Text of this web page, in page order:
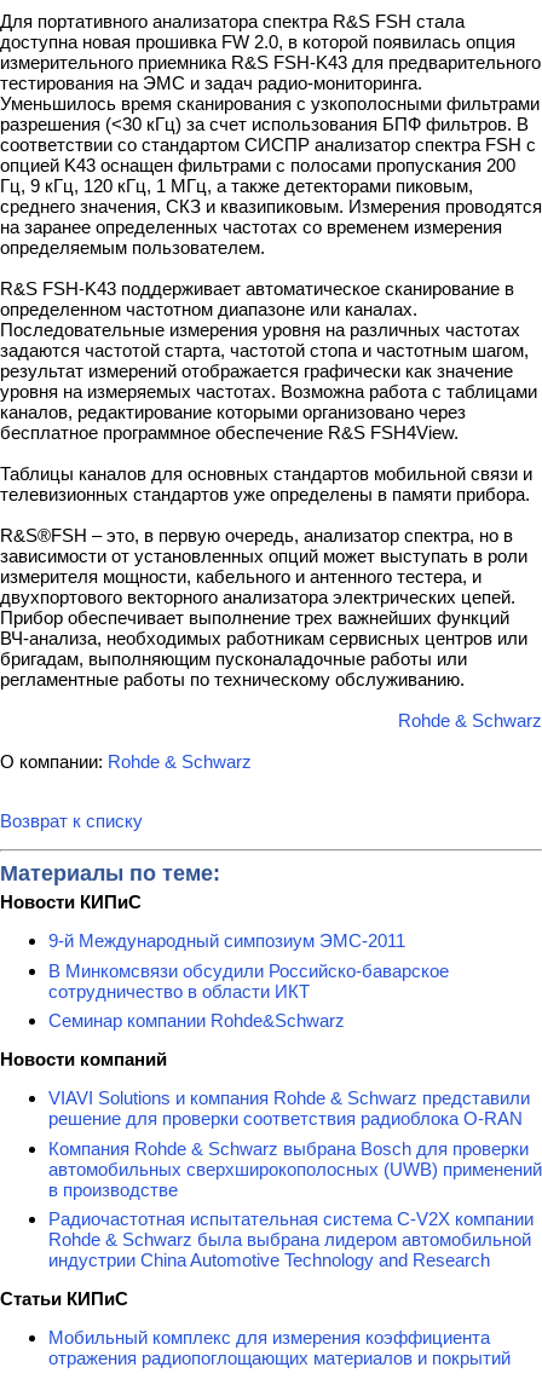
Для портативного анализатора спектра R&S FSН стала
доступна новая прошивка FW 2.0, в которой появилась опция
измерительного приемника R&S FSH-K43 для предварительного
тестирования на ЭМС и задач радио-мониторинга.
Уменьшилось время сканирования с узкополосными фильтрами
разрешения (<30 кГц) за счет использования БПФ фильтров. В
соответствии со стандартом СИСПР анализатор спектра FSH с
опцией K43 оснащен фильтрами с полосами пропускания 200
Гц, 9 кГц, 120 кГц, 1 МГц, а также детекторами пиковым,
среднего значения, СКЗ и квазипиковым. Измерения проводятся
на заранее определенных частотах со временем измерения
определяемым пользователем.
R&S FSH-K43 поддерживает автоматическое сканирование в
определенном частотном диапазоне или каналах.
Последовательные измерения уровня на различных частотах
задаются частотой старта, частотой стопа и частотным шагом,
результат измерений отображается графически как значение
уровня на измеряемых частотах. Возможна работа с таблицами
каналов, редактирование которыми организовано через
бесплатное программное обеспечение R&S FSH4View.
Таблицы каналов для основных стандартов мобильной связи и
телевизионных стандартов уже определены в памяти прибора.
R&S®FSH – это, в первую очередь, анализатор спектра, но в
зависимости от установленных опций может выступать в роли
измерителя мощности, кабельного и антенного тестера, и
двухпортового векторного анализатора электрических цепей.
Прибор обеспечивает выполнение трех важнейших функций
ВЧ-анализа, необходимых работникам сервисных центров или
бригадам, выполняющим пусконаладочные работы или
регламентные работы по техническому обслуживанию.
Rohde & Schwarz
О компании: Rohde & Schwarz
Возврат к списку
Материалы по теме:
Новости КИПиС
9-й Международный симпозиум ЭМС-2011
В Минкомсвязи обсудили Российско-баварское
сотрудничество в области ИКТ
Семинар компании Rohde&Schwarz
Новости компаний
VIAVI Solutions и компания Rohde & Schwarz представили
решение для проверки соответствия радиоблока O-RAN
Компания Rohde & Schwarz выбрана Bosch для проверки
автомобильных сверхширокополосных (UWB) применений
в производстве
Радиочастотная испытательная система C-V2X компании
Rohde & Schwarz была выбрана лидером автомобильной
индустрии China Automotive Technology and Research
Статьи КИПиС
Мобильный комплекс для измерения коэффициента
отражения радиопоглощающих материалов и покрытий